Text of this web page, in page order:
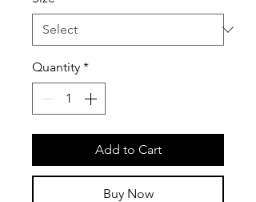
Quantity *
Add to Cart
Buy Now